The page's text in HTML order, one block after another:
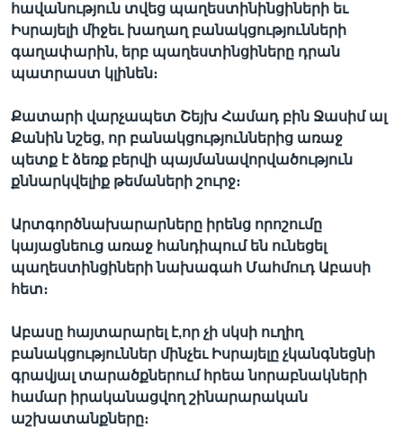
«ԱՄԵՐԻԿԱՅԻ ՁԱՅՆ»-Ի ԿԱՆՈՆԱԴՐՈՒԹՅՈՒՆ
ԿԱՊ ՄԵԶ ՀԵՏ
Learning English
ՀԵՏԵՒԵՔ ՄԵԶ
Լեզուներ
հավանություն տվեց պաղեստինինցիների եւ
Իսրայելի միջեւ խաղաղ բանակցությունների
գաղափարին, երբ պաղեստինցիները դրան
պատրաստ կլինեն։
Քատարի վարչապետ Շեյխ Համադ բին Ջասիմ ալ
Քանին նշեց, որ բանակցություններից առաջ
պետք է ձեռք բերվի պայմանավորվածություն
քննարկվելիք թեմաների շուրջ։
Արտգործնախարարները իրենց որոշումը
կայացնեուց առաջ հանդիպում են ունեցել
պաղեստինցիների նախագահ Մահմուդ Աբասի
հետ։
Աբասը հայտարարել է,որ չի սկսի ուղիղ
բանակցություններ մինչեւ Իսրայելը չկանգնեցնի
գրավյալ տարածքներում հրեա նորաբնակների
համար իրականացվող շինարարական
աշխատանքները։